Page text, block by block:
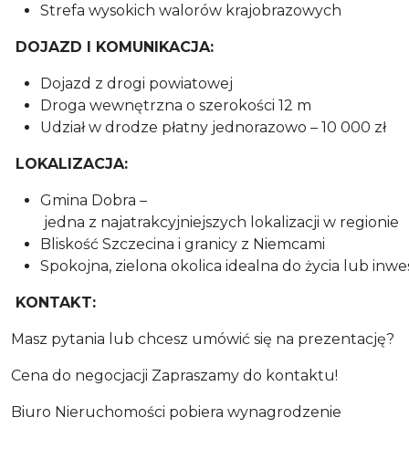
Strefa wysokich walorów krajobrazowych
DOJAZD I KOMUNIKACJA:
Dojazd z drogi powiatowej
Droga wewnętrzna o szerokości 12 m
Udział w drodze płatny jednorazowo – 10 000 zł
LOKALIZACJA:
Gmina Dobra –
jedna z najatrakcyjniejszych lokalizacji w regionie
Bliskość Szczecina i granicy z Niemcami
Spokojna, zielona okolica idealna do życia lub
KONTAKT:
Masz pytania lub chcesz umówić się na prezentację?
Cena do negocjacji Zapraszamy do kontaktu!
Biuro Nieruchomości pobiera wynagrodzenie